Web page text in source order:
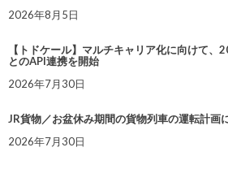
2026年8月5日
【トドケール】マルチキャリア化に向けて
とのAPI連携を開始
2026年7月30日
JR貨物／お盆休み期間の貨物列車の運転計画
2026年7月30日